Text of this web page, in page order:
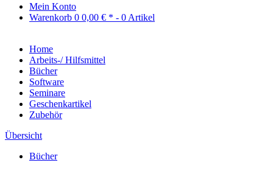
Mein Konto
Warenkorb 0 0,00 € * - 0 Artikel
Home
Arbeits-/ Hilfsmittel
Bücher
Software
Seminare
Geschenkartikel
Zubehör
Übersicht
Bücher